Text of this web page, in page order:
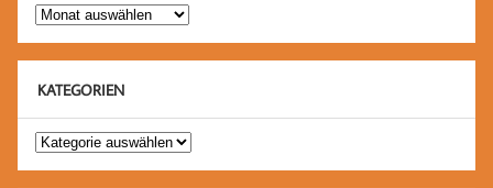
Archive
KATEGORIEN
Kategorien